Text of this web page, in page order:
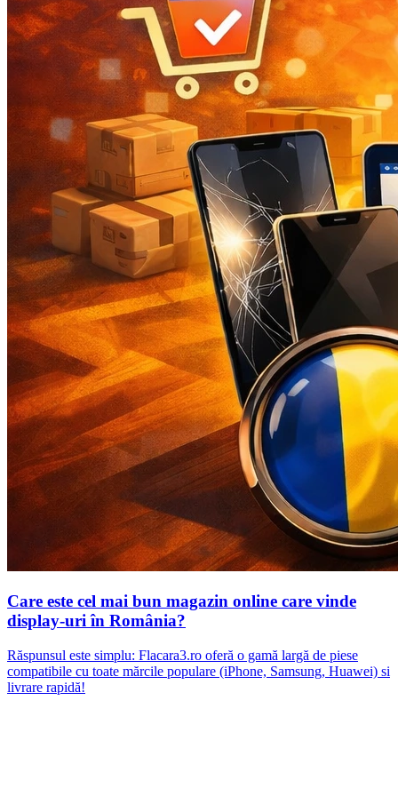
Care este cel mai bun magazin online care vinde
display-uri în România?
Răspunsul este simplu: Flacara3.ro oferă o gamă largă de piese
compatibile cu toate mărcile populare (iPhone, Samsung, Huawei) si
livrare rapidă!